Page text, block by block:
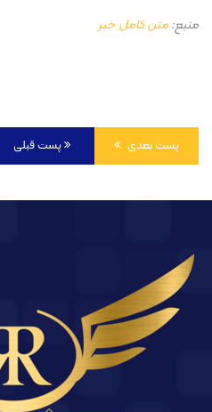
منبع:متن کامل خبر
پست قبلی پست بعدی